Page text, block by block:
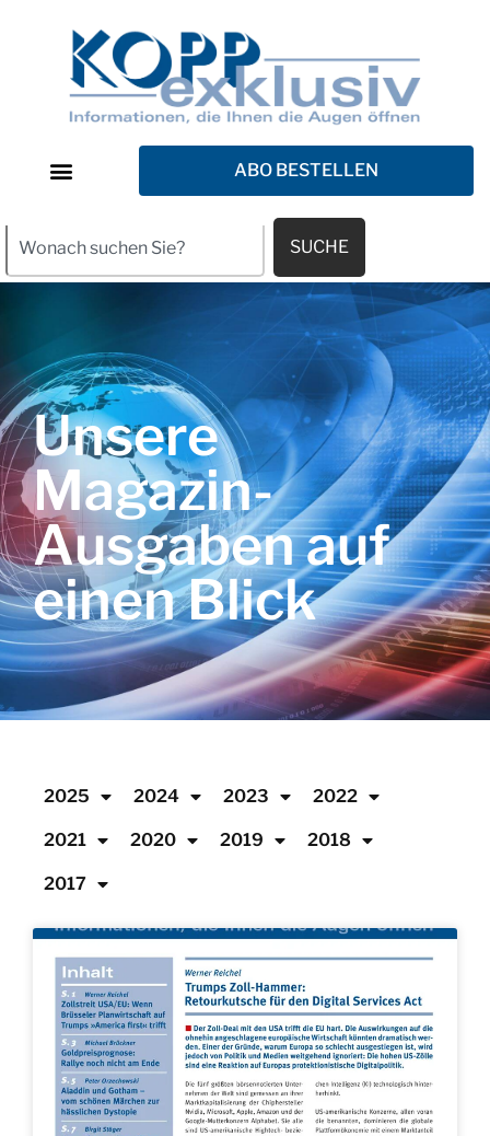
ABO BESTELLEN
SUCHE
Unsere
Magazin-
Ausgaben auf
einen Blick
2025 2024 2023 2022
2021 2020 2019 2018
2017